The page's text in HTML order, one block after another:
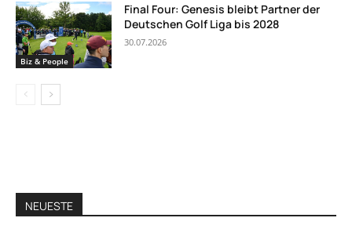
Biz & People
Final Four: Genesis bleibt Partner der
Deutschen Golf Liga bis 2028
30.07.2026
NEUESTE